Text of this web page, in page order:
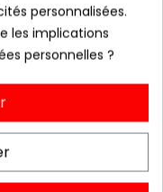
personnalisées.
les implications
personnelles ?